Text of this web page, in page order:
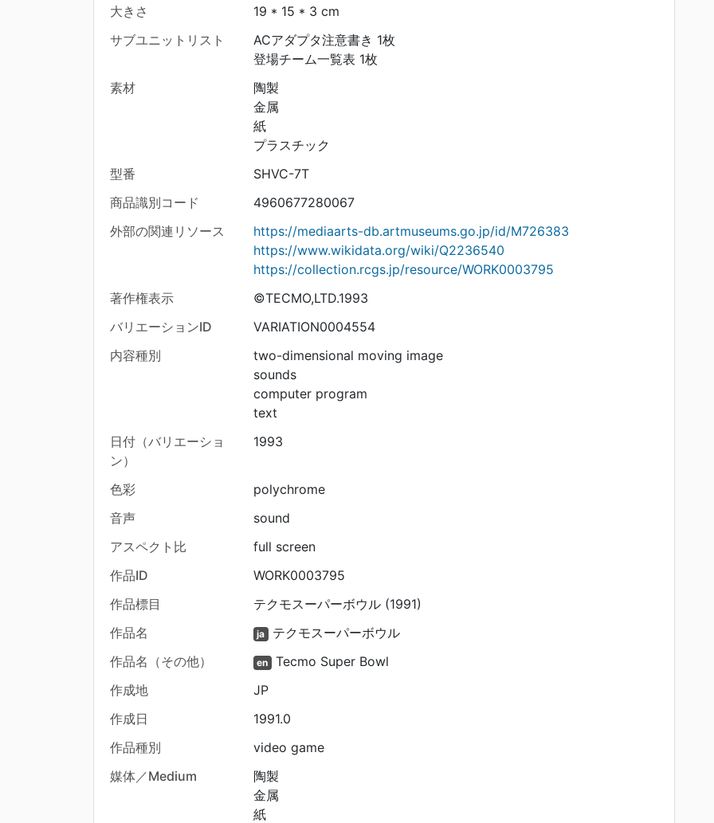
大きさ
19 * 15 * 3 cm
サブユニットリスト
ACアダプタ注意書き 1枚
登場チーム一覧表 1枚
素材
陶製
金属
紙
プラスチック
型番
SHVC-7T
商品識別コード
4960677280067
外部の関連リソース
https://mediaarts-db.artmuseums.go.jp/id/M726383
https://www.wikidata.org/wiki/Q2236540
https://collection.rcgs.jp/resource/WORK0003795
著作権表示
©TECMO,LTD.1993
バリエーションID
VARIATION0004554
内容種別
two-dimensional moving image
sounds
computer program
text
日付（バリエーショ
ン）
1993
色彩
polychrome
音声
sound
アスペクト比
full screen
作品ID
WORK0003795
作品標目
テクモスーパーボウル (1991)
作品名
ja
テクモスーパーボウル
作品名（その他）
en
Tecmo Super Bowl
作成地
JP
作成日
1991.0
作品種別
video game
媒体／Medium
陶製
金属
紙